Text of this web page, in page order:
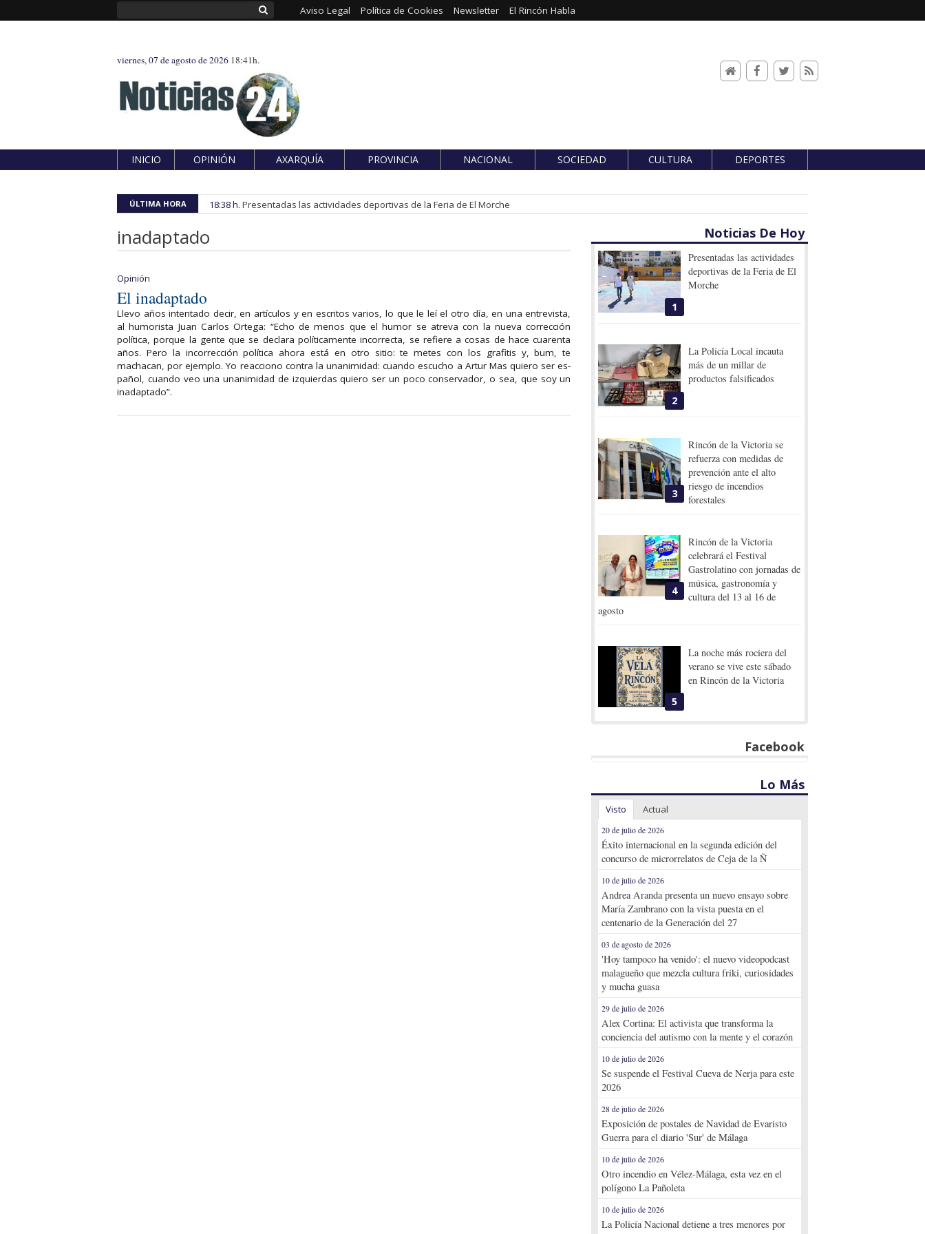
Aviso Legal Política de Cookies Newsletter El Rincón Habla
viernes, 07 de agosto de 2026 18:41h.
INICIO OPINIÓN AXARQUÍA PROVINCIA NACIONAL SOCIEDAD CULTURA DEPORTES
ÚLTIMA HORA 18:38 h. Presentadas las actividades deportivas de la Feria de El Morche
inadaptado
Opinión
El inadaptado
Llevo años intentado decir, en artículos y en escritos varios, lo que le leí el otro día, en una entrevista,
al humorista Juan Carlos Ortega: “Echo de menos que el humor se atreva con la nueva corrección
política, porque la gente que se de­clara políticamente incorrecta, se refiere a cosas de hace cuarenta
años. Pe­ro la incorrección política ahora está en otro sitio: te metes con los grafitis y, bum, te
machacan, por ejemplo. Yo reac­­ciono contra la unanimidad: cuando escucho a Artur Mas quiero ser es­
pañol, cuando veo una unanimidad de izquierdas quiero ser un poco conservador, o sea, que soy un
inadaptado”.
Noticias De Hoy
1
Presentadas las actividades
deportivas de la Feria de El
Morche
2
La Policía Local incauta
más de un millar de
productos falsificados
3
Rincón de la Victoria se
refuerza con medidas de
prevención ante el alto
riesgo de incendios
forestales
4
Rincón de la Victoria
celebrará el Festival
Gastrolatino con jornadas de
música, gastronomía y
cultura del 13 al 16 de
agosto
5
La noche más rociera del
verano se vive este sábado
en Rincón de la Victoria
Facebook
Lo Más
Visto Actual
20 de julio de 2026
Éxito internacional en la segunda edición del
concurso de microrrelatos de Ceja de la Ñ
10 de julio de 2026
Andrea Aranda presenta un nuevo ensayo sobre
María Zambrano con la vista puesta en el
centenario de la Generación del 27
03 de agosto de 2026
'Hoy tampoco ha venido': el nuevo videopodcast
malagueño que mezcla cultura friki, curiosidades
y mucha guasa
29 de julio de 2026
Alex Cortina: El activista que transforma la
conciencia del autismo con la mente y el corazón
10 de julio de 2026
Se suspende el Festival Cueva de Nerja para este
2026
28 de julio de 2026
Exposición de postales de Navidad de Evaristo
Guerra para el diario 'Sur' de Málaga
10 de julio de 2026
Otro incendio en Vélez-Málaga, esta vez en el
polígono La Pañoleta
10 de julio de 2026
La Policía Nacional detiene a tres menores por